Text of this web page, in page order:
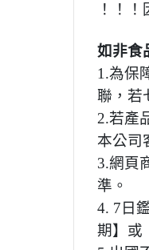
！！
如非食
1.為保
聯，若
2.若產
本公司
3.網頁
準。
4. 7日
期】或